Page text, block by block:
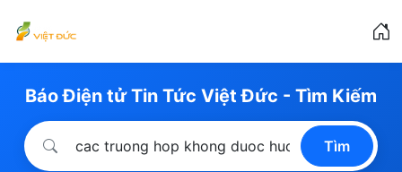
Báo Điện tử Tin Tức Việt Đức - Tìm Kiếm
Tìm